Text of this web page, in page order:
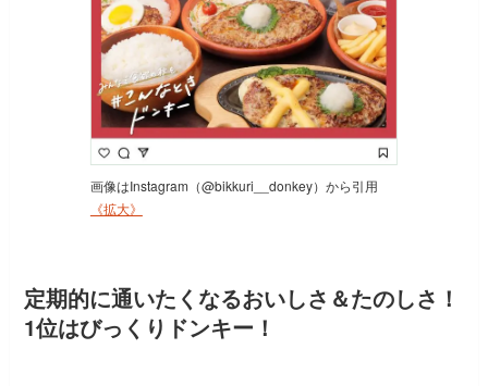
画像はInstagram（@bikkuri__donkey）から引用
《拡大》
定期的に通いたくなるおいしさ＆たのしさ！
1位はびっくりドンキー！